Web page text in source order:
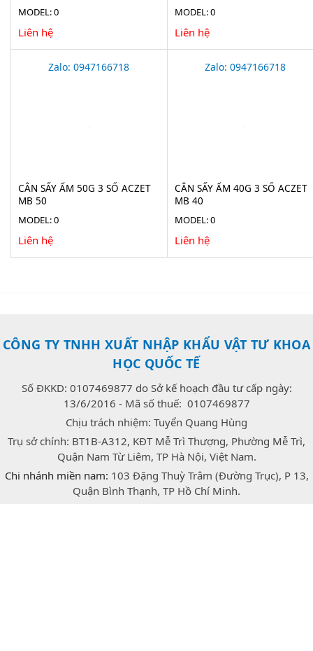
MODEL: 0
Liên hệ
MODEL: 0
Liên hệ
Zalo: 0947166718
CÂN SẤY ẨM 50G 3 SỐ ACZET
MB 50
MODEL: 0
Liên hệ
Zalo: 0947166718
CÂN SẤY ẨM 40G 3 SỐ ACZET
MB 40
MODEL: 0
Liên hệ
CÔNG TY TNHH XUẤT NHẬP KHẨU VẬT TƯ KHOA
HỌC QUỐC TẾ
Số ĐKKD: 0107469877 do Sở kế hoạch đầu tư cấp ngày:
13/6/2016 - Mã số thuế: 0107469877
Chịu trách nhiệm: Tuyển Quang Hùng
Trụ sở chính: BT1B-A312, KĐT Mễ Trì Thượng, Phường Mễ Trì,
Quận Nam Từ Liêm, TP Hà Nội, Việt Nam.
Chi nhánh miền nam: 103 Đặng Thuỳ Trâm (Đường Trục), P 13,
Quận Bình Thạnh, TP Hồ Chí Minh.